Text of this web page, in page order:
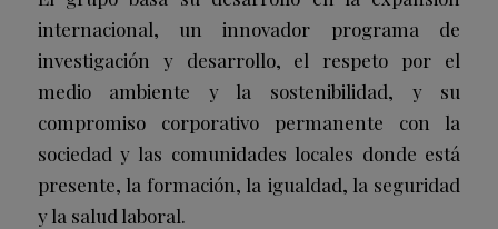
internacional, un innovador programa de
investigación y desarrollo, el respeto por el
medio ambiente y la sostenibilidad, y su
compromiso corporativo permanente con la
sociedad y las comunidades locales donde está
presente, la formación, la igualdad, la seguridad
y la salud laboral.